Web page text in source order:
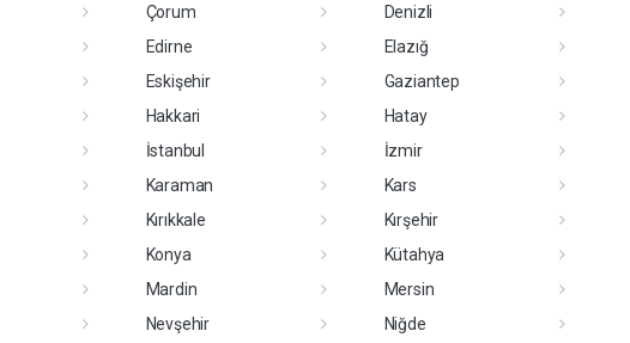
Çorum
Denizli
Edirne
Elazığ
Eskişehir
Gaziantep
Hakkari
Hatay
İstanbul
İzmir
Karaman
Kars
Kırıkkale
Kırşehir
Konya
Kütahya
Mardin
Mersin
Nevşehir
Niğde